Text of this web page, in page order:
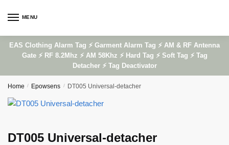
MENU
EAS Clothing Alarm Tag ⚡ Garment Alarm Tag ⚡ AM & RF Antenna
Gate ⚡ RF 8.2Mhz ⚡ AM 58Khz ⚡ Hard Tag ⚡ Soft Tag ⚡ Tag
Detacher ⚡ Tag Deactivator
Home / Epowsens / DT005 Universal-detacher
DT005 Universal-detacher